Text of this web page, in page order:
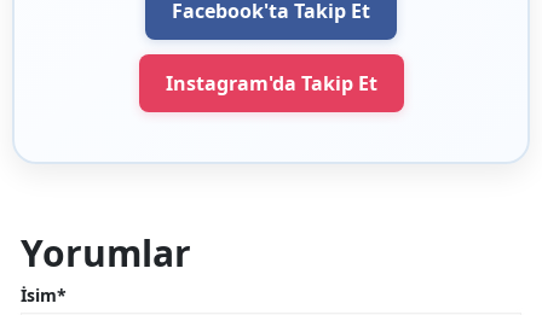
Facebook'ta Takip Et
Instagram'da Takip Et
Yorumlar
İsim*